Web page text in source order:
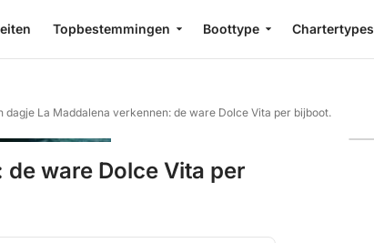
Topbestemmingen Boottype Chartertypes
dagje La Maddalena verkennen: de ware Dolce Vita per bijboot.
ware Dolce Vita per